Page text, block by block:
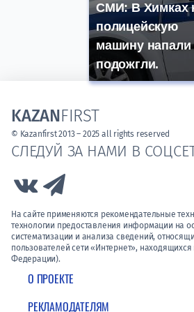
СМИ: В Химках
полицейскую
машину напали
подожгли.
О ПРОЕКТЕ
РЕКЛАМОДАТЕЛЯМ
СЛЕДУЙ ЗА НАМИ В
Link to Vk
На сайте применяются рекомендательные
технологии предоставления информации на
систематизации и анализа сведений,
пользователей сети «Интернет»,
Федерации).
KAZANFIRST
© Kazanfirst 2013 – 2025 all rights reserved